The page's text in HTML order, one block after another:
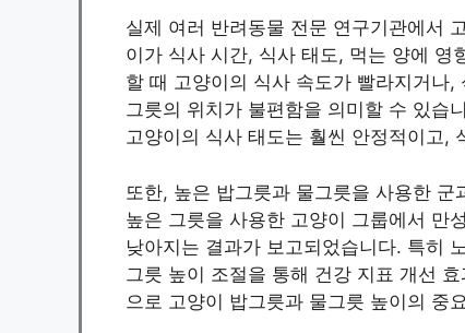
실제 여러 반려동물 전문 연구기관에서
이가 식사 시간, 식사 태도, 먹는 양에 영
할 때 고양이의 식사 속도가 빨라지거나
그릇의 위치가 불편함을 의미할 수 있습
고양이의 식사 태도는 훨씬 안정적이고,
또한, 높은 밥그릇과 물그릇을 사용한
높은 그릇을 사용한 고양이 그룹에서 만
낮아지는 결과가 보고되었습니다. 특히
그릇 높이 조절을 통해 건강 지표 개선
으로 고양이 밥그릇과 물그릇 높이의 중